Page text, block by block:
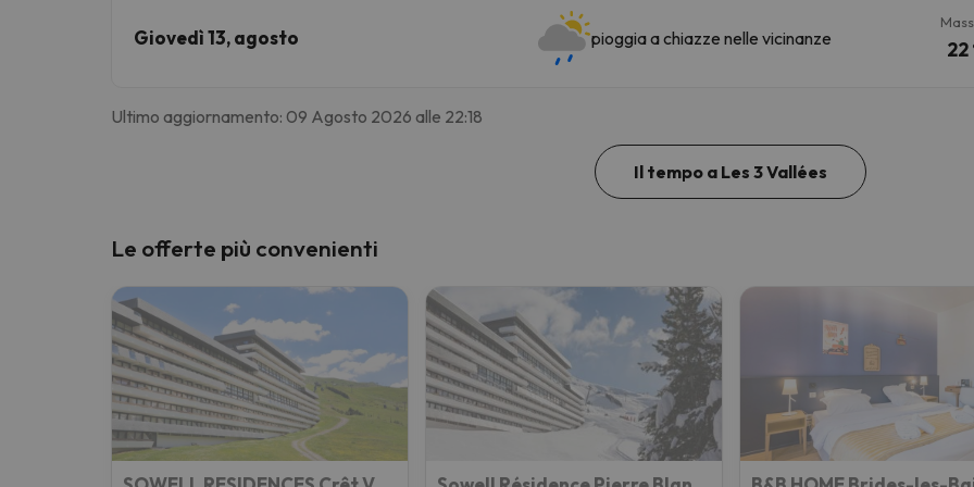
Giovedì 13, agosto pioggia a chiazze nelle vicinanze
22
Ultimo aggiornamento: 09 Agosto 2026 alle 22:18
Il tempo a Les 3 Vallées
Le offerte più convenienti